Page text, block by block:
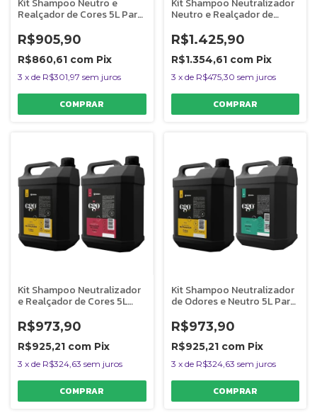
Kit Shampoo Neutro e
Realçador de Cores 5L Para
R$905,90
R$860,61 com Pix
3 x de R$301,97 sem juros
Kit Shampoo Neutralizador
Neutro e Realçador de
Tosa Bubbles
R$1.425,90
R$1.354,61 com Pix
3 x de R$475,30 sem juros
Kit Shampoo Neutralizador
e Realçador de Cores 5L
Bubbles
R$973,90
R$925,21 com Pix
3 x de R$324,63 sem juros
Kit Shampoo Neutralizador
de Odores e Neutro 5L Para
R$973,90
R$925,21 com Pix
3 x de R$324,63 sem juros